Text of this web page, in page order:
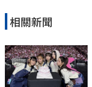
相關新聞